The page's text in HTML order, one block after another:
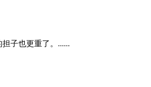
子也更重了。......